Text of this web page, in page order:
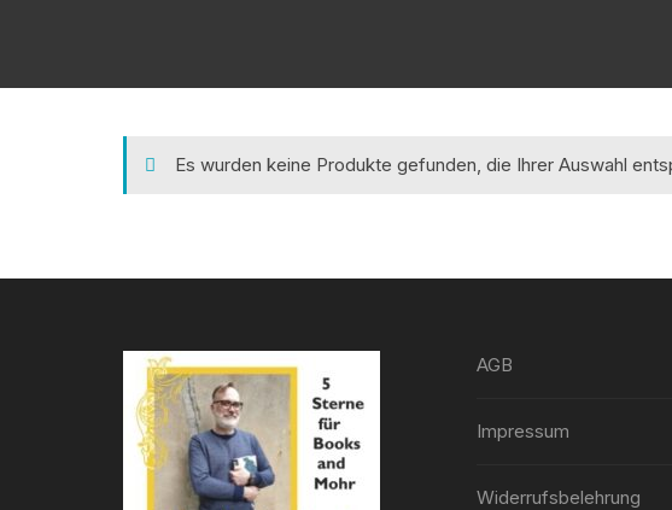
Es wurden keine Produkte gefunden, die Ihrer Auswahl
AGB
Impressum
Widerrufsbelehrung